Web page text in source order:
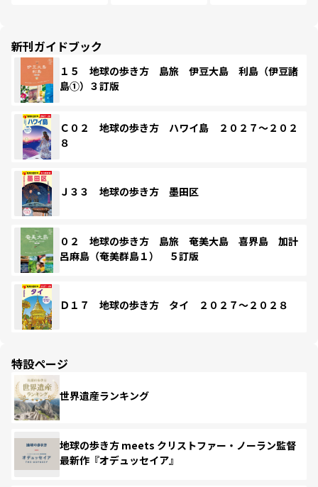
新刊ガイドブック
１５ 地球の歩き方 島旅 伊豆大島 利島（伊豆諸
島①）３訂版
Ｃ０２ 地球の歩き方 ハワイ島 ２０２７～２０２
８
Ｊ３３ 地球の歩き方 墨田区
０２ 地球の歩き方 島旅 奄美大島 喜界島 加計
呂麻島（奄美群島１） ５訂版
Ｄ１７ 地球の歩き方 タイ ２０２７～２０２８
特設ページ
世界遺産ランキング
地球の歩き方 meets クリストファー・ノーラン監督
最新作『オデュッセイア』